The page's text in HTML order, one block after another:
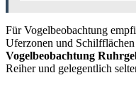
Für Vogelbeobachtung
Uferzonen und
Vogelbeobachtung
Reiher und gelegentlich